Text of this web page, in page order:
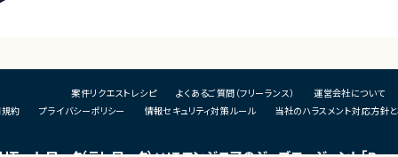
・全体約100名規模の大型プロジェクト
案件リクエストレシピ よくあるご質問（フリーランス） 運営会社について
約
プライバシーポリシー 情報セキュリティ対策ルール 当社のハラスメント対応方針